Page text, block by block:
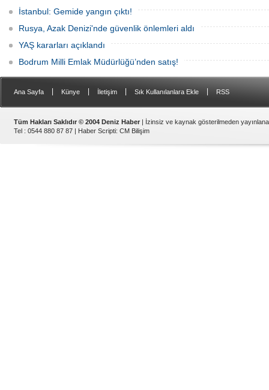
İstanbul: Gemide yangın çıktı!
Rusya, Azak Denizi'nde güvenlik önlemleri aldı
YAŞ kararları açıklandı
Bodrum Milli Emlak Müdürlüğü’nden satış!
Ana Sayfa Künye İletişim Sık Kullanılanlara Ekle RSS
Tüm Hakları Saklıdır © 2004 Deniz Haber | İzinsiz ve kaynak gösterilmeden
Tel : 0544 880 87 87 | Haber Scripti: CM Bilişim